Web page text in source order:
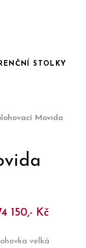
STOLKY
Movida
150,- Kč
velká